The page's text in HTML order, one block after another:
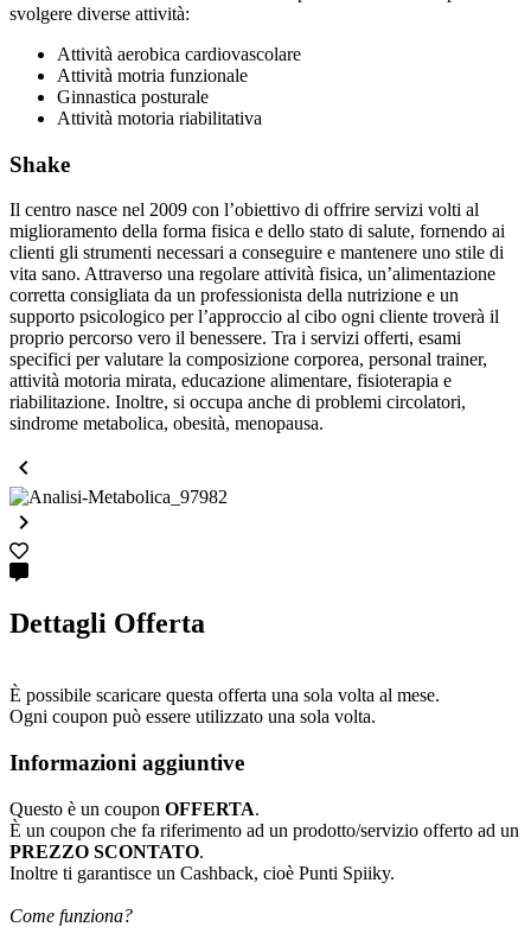
svolgere diverse attività:
Attività aerobica cardiovascolare
Attività motria funzionale
Ginnastica posturale
Attività motoria riabilitativa
Shake
Il centro nasce nel 2009 con l’obiettivo di offrire servizi volti al
miglioramento della forma fisica e dello stato di salute, fornendo ai
clienti gli strumenti necessari a conseguire e mantenere uno stile di
vita sano. Attraverso una regolare attività fisica, un’alimentazione
corretta consigliata da un professionista della nutrizione e un
supporto psicologico per l’approccio al cibo ogni cliente troverà il
proprio percorso vero il benessere. Tra i servizi offerti, esami
specifici per valutare la composizione corporea, personal trainer,
attività motoria mirata, educazione alimentare, fisioterapia e
riabilitazione. Inoltre, si occupa anche di problemi circolatori,
sindrome metabolica, obesità, menopausa.


Dettagli Offerta
È possibile scaricare questa offerta una sola volta al mese.
Ogni coupon può essere utilizzato una sola volta.
Informazioni aggiuntive
Questo è un coupon OFFERTA.
È un coupon che fa riferimento ad un prodotto/servizio offerto ad un
PREZZO SCONTATO.
Inoltre ti garantisce un Cashback, cioè Punti Spiiky.
Come funziona?